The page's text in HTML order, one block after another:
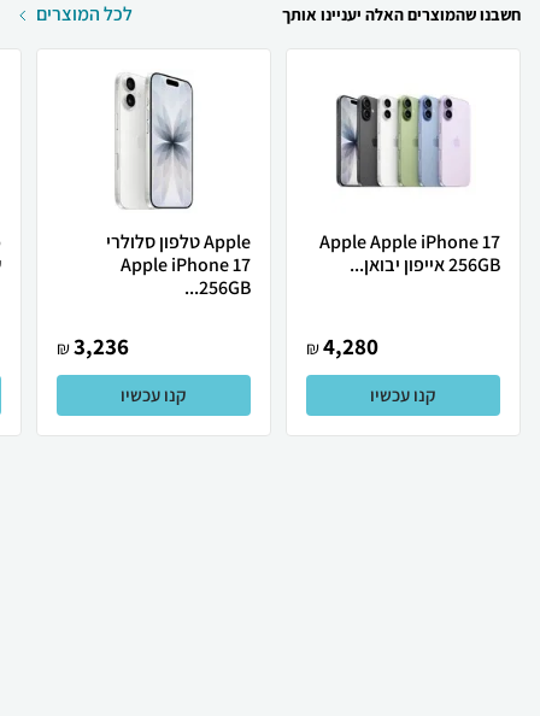
חשבנו שהמוצרים האלה יעניינו אותך לכל המוצרים
Apple Apple iPhone 17
256GB אייפון יבואן...
4,280
₪
קנו עכשיו
Apple טלפון סלולרי
Apple iPhone 17
256GB...
3,236
₪
קנו עכשיו